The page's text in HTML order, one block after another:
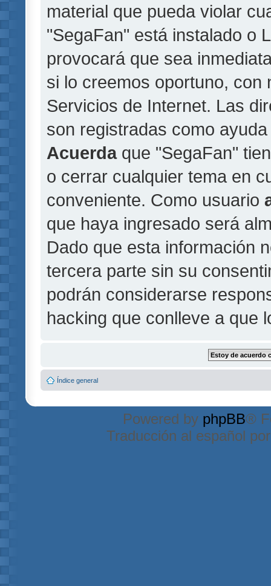
material que pueda violar
"SegaFan" está instalado o
provocará que sea
si lo creemos oportuno, con
Servicios de Internet. Las
son registradas como
Acuerdaque "SegaFan"
o cerrar cualquier tema en
conveniente. Como usuario
que haya ingresado será
Dado que esta información
tercera parte sin su
podrán considerarse
hacking que conlleve a que
Índice general
Powered by phpBB®
Traducción al español